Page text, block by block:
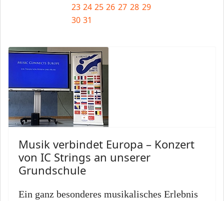
23 24 25 26 27 28 29
30 31
Musik verbindet Europa – Konzert
von IC Strings an unserer
Grundschule
Ein ganz besonderes musikalisches Erlebnis